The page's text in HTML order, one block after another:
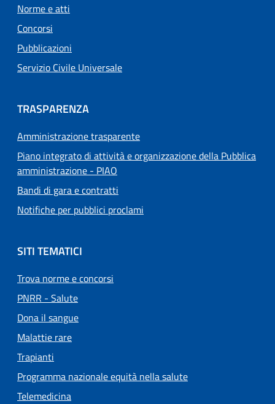
Norme e atti
Concorsi
Pubblicazioni
Servizio Civile Universale
TRASPARENZA
Amministrazione trasparente
Piano integrato di attività e organizzazione della Pubblica
amministrazione - PIAO
Bandi di gara e contratti
Notifiche per pubblici proclami
SITI TEMATICI
Trova norme e concorsi
PNRR - Salute
Dona il sangue
Malattie rare
Trapianti
Programma nazionale equità nella salute
Telemedicina